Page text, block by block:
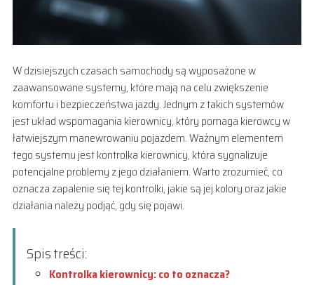
W dzisiejszych czasach samochody są wyposażone w
zaawansowane systemy, które mają na celu zwiększenie
komfortu i bezpieczeństwa jazdy. Jednym z takich systemów
jest układ wspomagania kierownicy, który pomaga kierowcy w
łatwiejszym manewrowaniu pojazdem. Ważnym elementem
tego systemu jest kontrolka kierownicy, która sygnalizuje
potencjalne problemy z jego działaniem. Warto zrozumieć, co
oznacza zapalenie się tej kontrolki, jakie są jej kolory oraz jakie
działania należy podjąć, gdy się pojawi.
Spis treści:
Kontrolka kierownicy: co to oznacza?